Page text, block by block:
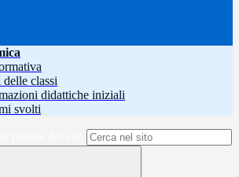
classi
didattiche iniziali
svolti